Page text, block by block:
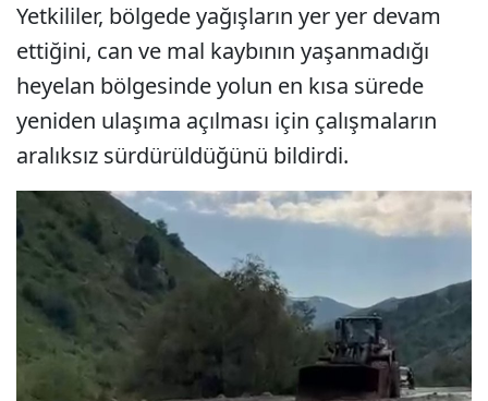
Yetkililer, bölgede yağışların yer yer devam
ettiğini, can ve mal kaybının yaşanmadığı
heyelan bölgesinde yolun en kısa sürede
yeniden ulaşıma açılması için çalışmaların
aralıksız sürdürüldüğünü bildirdi.